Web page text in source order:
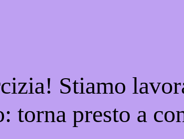
Stiamo
torna presto a